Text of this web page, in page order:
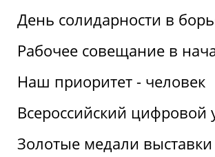
День солидарности в
Рабочее совещание в
Наш приоритет - человек
Всероссийский цифровой
Золотые медали